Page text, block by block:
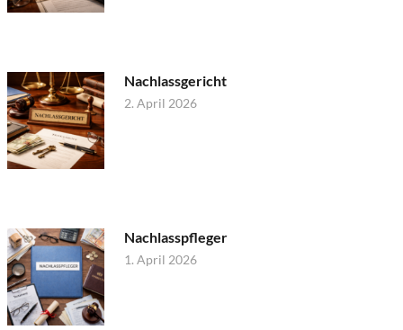
Nachlassgericht
2. April 2026
Nachlasspfleger
1. April 2026